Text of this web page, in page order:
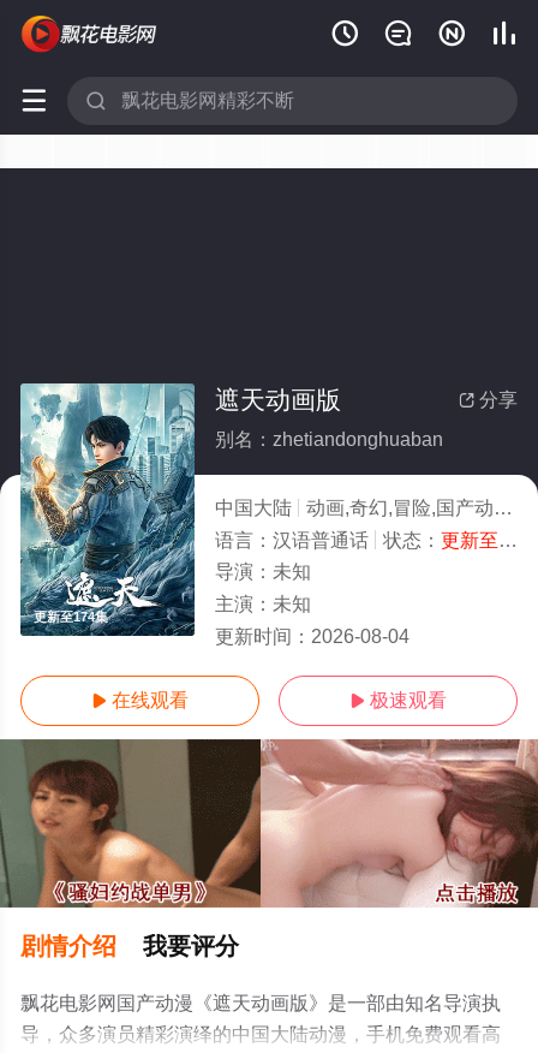
   
 
更新至174集
 分享
遮天动画版
别名：zhetiandonghuaban
中国大陆 动画,奇幻,冒险,国产动漫
语言： 汉语普通话 状态： 更新至174集
导演： 未知
主演： 未知
更新时间： 2026-08-04
 在线观看  极速观看
剧情介绍 我要评分
飘花电影网国产动漫《遮天动画版》是一部由知名导演执
导，众多演员精彩演绎的中国大陆动漫，手机免费观看高